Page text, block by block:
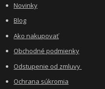
Novinky
Blog
Ako nakupovať
Obchodné podmienky
Odstupenie od zmluvy
Ochrana súkromia